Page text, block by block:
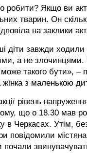
робити? Якщо ви
тварин. Он
на заклики
діти завжди ходили
а не злочинцями.
такого бути», –
жінка з маленькою
рівень
що о 18.30 мав
в Черкасах. Утім,
повідомили